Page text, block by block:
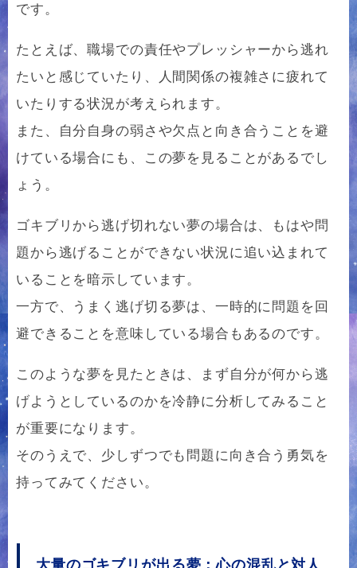
です。
たとえば、職場での責任やプレッシャーから逃れ
たいと感じていたり、人間関係の複雑さに疲れて
いたりする状況が考えられます。
また、自分自身の弱さや欠点と向き合うことを避
けている場合にも、この夢を見ることがあるでし
ょう。
ゴキブリから逃げ切れない夢の場合は、もはや問
題から逃げることができない状況に追い込まれて
いることを暗示しています。
一方で、うまく逃げ切る夢は、一時的に問題を回
避できることを意味している場合もあるのです。
このような夢を見たときは、まず自分が何から逃
げようとしているのかを冷静に分析してみること
が重要になります。
そのうえで、少しずつでも問題に向き合う勇気を
持ってみてください。